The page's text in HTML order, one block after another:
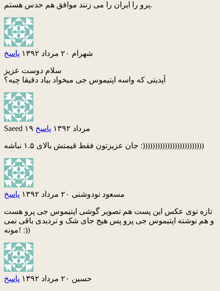
پرو را ایران را می زنند موافق هم حدس هستم.
شهرام ۲۰ مرداد ۱۳۹۲ پاسخ
سلام دوست عزیز
آپدیتی که واسه اپتیموس جی میخواد بیاد دقیقا چیه؟
Saeed ۱۹ مرداد ۱۳۹۲ پاسخ
جان عزیزتون فقط قیمتش بالای ۱.۵ نباشه :)))))))))))))))))))))))))
مسعود نودوشنی ۲۰ مرداد ۱۳۹۲ پاسخ
تازه توی عکس این پست هم تصویر گوشی اپتیموس جی پرو هست
و هم نوشته اپتیموس جی پرو پس هیج جای شک و تردیدی باقی نمی
مونه! :))
حسین ۲۰ مرداد ۱۳۹۲ پاسخ